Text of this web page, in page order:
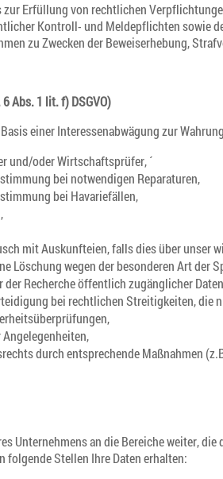
zur Erfüllung von rechtlichen
Kontroll- und Meldepflichten sowie
zu Zwecken der Beweiserhebung,
Abs. 1 lit. f) DSGVO)
einer Interessenabwägung zur
und/oder Wirtschaftsprüfer, ´
bei notwendigen Reparaturen,
bei Havariefällen,
mit Auskunfteien, falls dies über unser
Löschung wegen der besonderen Art
Recherche öffentlich zugänglicher
bei rechtlichen Streitigkeiten,
durch entsprechende Maßnahmen
Unternehmens an die Bereiche weiter,
folgende Stellen Ihre Daten erhalten: